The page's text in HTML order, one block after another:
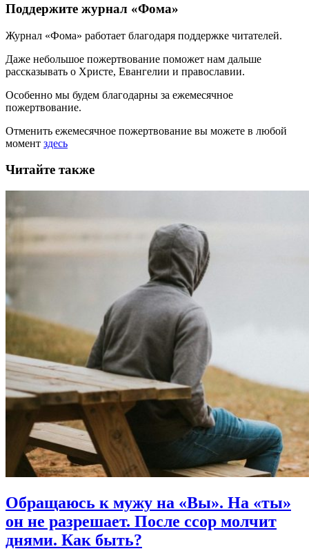
Поддержите журнал «Фома»
Журнал «Фома» работает благодаря поддержке читателей.
Даже небольшое пожертвование поможет нам дальше
рассказывать о Христе, Евангелии и православии.
Особенно мы будем благодарны за ежемесячное
пожертвование.
Отменить ежемесячное пожертвование вы можете в любой
момент здесь
Читайте также
Обращаюсь к мужу на «Вы». На «ты»
он не разрешает. После ссор молчит
днями. Как быть?